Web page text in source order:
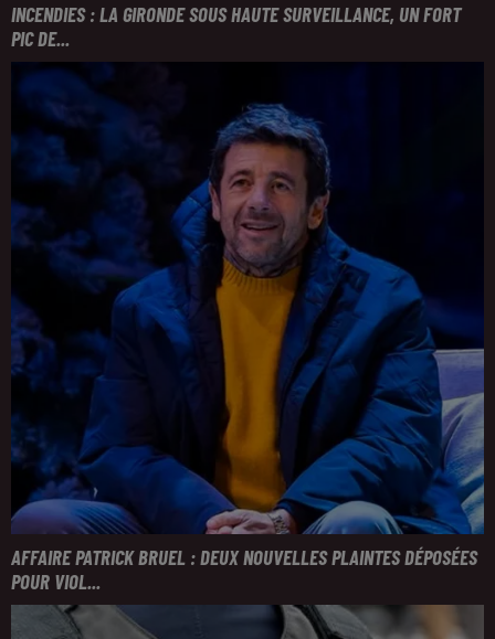
INCENDIES : LA GIRONDE SOUS HAUTE SURVEILLANCE, UN FORT
PIC DE...
AFFAIRE PATRICK BRUEL : DEUX NOUVELLES PLAINTES DÉPOSÉES
POUR VIOL...